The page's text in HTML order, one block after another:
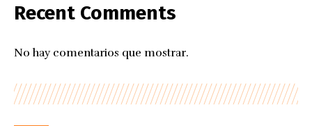
Recent Comments
No hay comentarios que mostrar.